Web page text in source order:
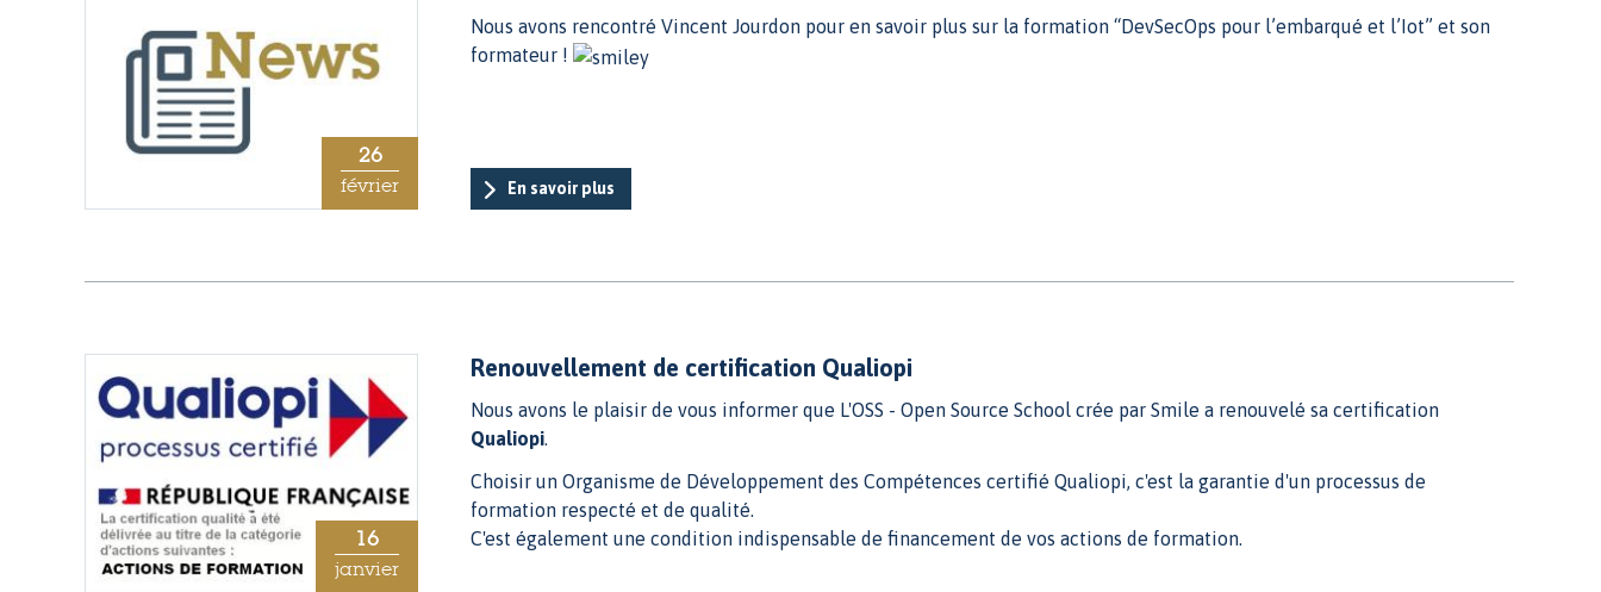
26
février
Nous avons rencontré Vincent Jourdon pour en savoir plus sur la formation “DevSecOps pour l’embarqué et l’Iot” et son
formateur !
En savoir plus
16
janvier
Renouvellement de certification Qualiopi
Nous avons le plaisir de vous informer que L'OSS - Open Source School crée par Smile a renouvelé sa certification
Qualiopi.
Choisir un Organisme de Développement des Compétences certifié Qualiopi, c'est la garantie d'un processus de
formation respecté et de qualité.
C'est également une condition indispensable de financement de vos actions de formation.